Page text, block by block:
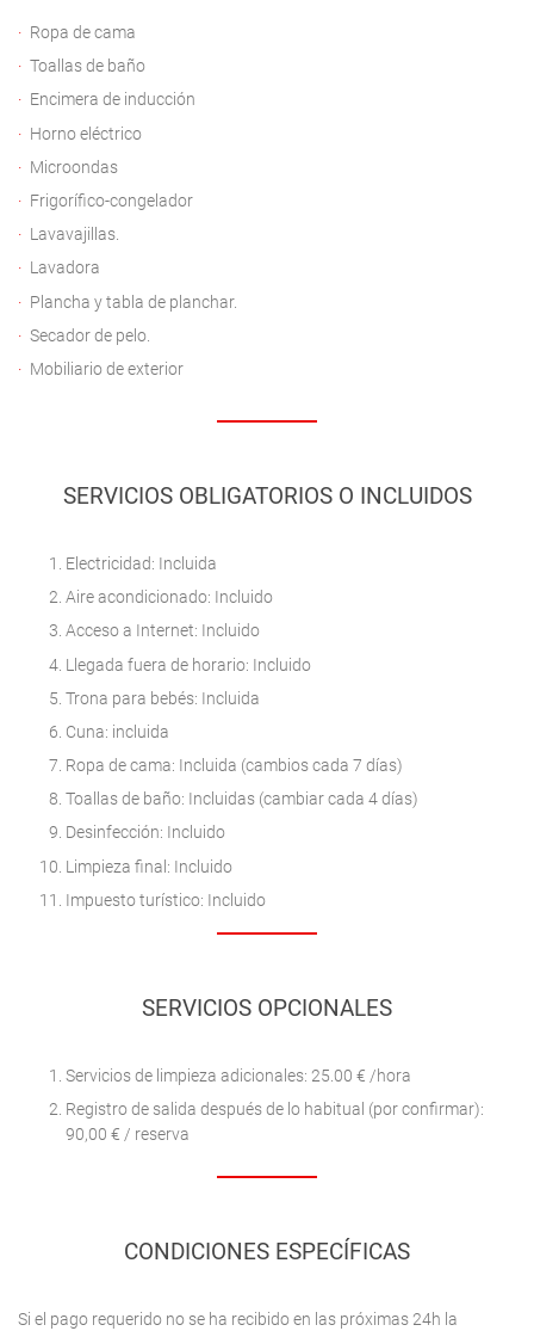
Ropa de cama
Toallas de baño
Encimera de inducción
Horno eléctrico
Microondas
Frigorífico-congelador
Lavavajillas.
Lavadora
Plancha y tabla de planchar.
Secador de pelo.
Mobiliario de exterior
SERVICIOS OBLIGATORIOS O INCLUIDOS
Electricidad: Incluida
Aire acondicionado: Incluido
Acceso a Internet: Incluido
Llegada fuera de horario: Incluido
Trona para bebés: Incluida
Cuna: incluida
Ropa de cama: Incluida (cambios cada 7 días)
Toallas de baño: Incluidas (cambiar cada 4 días)
Desinfección: Incluido
Limpieza final: Incluido
Impuesto turístico: Incluido
SERVICIOS OPCIONALES
Servicios de limpieza adicionales: 25.00 € /hora
Registro de salida después de lo habitual (por confirmar):
90,00 € / reserva
CONDICIONES ESPECÍFICAS
Si el pago requerido no se ha recibido en las próximas 24h la